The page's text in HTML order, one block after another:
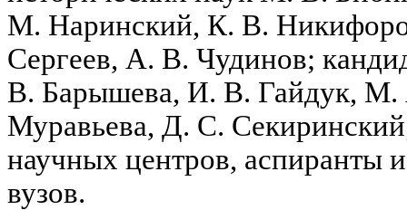
М. Наринский, К. В.
Сергеев, А. В. Чудинов;
В. Барышева, И. В. Гайдук,
Муравьева, Д. С.
научных центров, аспиранты
вузов.